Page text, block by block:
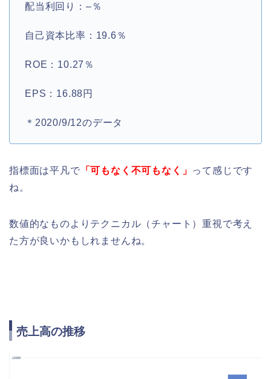
配当利回り：–％
自己資本比率：19.6％
ROE：10.27％
EPS：16.88円
＊2020/9/12のデータ
指標面は平凡で 「可もなく不可もなく」 って感じです
ね。
数値的なものよりテクニカル（チャート）重視で考え
た方が良いかもしれませんね。
売上高の推移